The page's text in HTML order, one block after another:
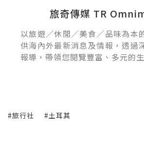
旅奇傳媒 TR
以旅遊／休閒／美食／品味為本
供海內外最新消息及情報，透過
報導，帶領您閱覽豐富、多元的生
#旅行社 #土耳其